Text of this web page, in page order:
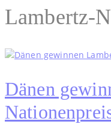
Lambertz-
Dänen